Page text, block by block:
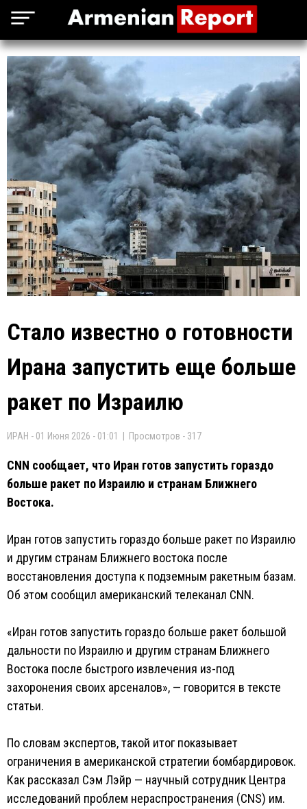
Стало известно о готовности
Ирана запустить еще больше
ракет по Израилю
ИРАН - 01 Июня 2026 - 01:01 | Просмотров - 317
CNN сообщает, что Иран готов запустить гораздо
больше ракет по Израилю и странам Ближнего
Востока.
Иран готов запустить гораздо больше ракет по Израилю
и другим странам Ближнего востока после
восстановления доступа к подземным ракетным базам.
Об этом сообщил американский телеканал CNN.
«Иран готов запустить гораздо больше ракет большой
дальности по Израилю и другим странам Ближнего
Востока после быстрого извлечения из-под
захоронения своих арсеналов», — говорится в тексте
статьи.
По словам экспертов, такой итог показывает
ограничения в американской стратегии бомбардировок.
Как рассказал Сэм Лэйр — научный сотрудник Центра
исследований проблем нераспространения (CNS) им.